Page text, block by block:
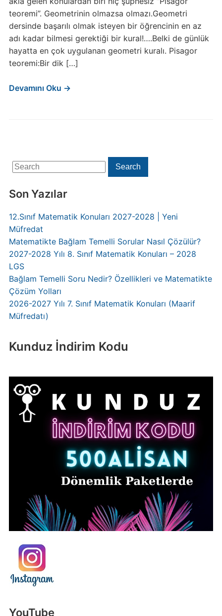
Search
for:
Search
Son Yazılar
12.Sınıf Matematik Konuları 2027-2028 | Yeni
Müfredat
Matematikte Bağlam Temelli Sorular Nasıl Çözülür?
2027-2028 Yılı 8. Sınıf Matematik Konuları – 2028
LGS
Bağlam Temelli Soru Nedir? Özellikleri ve Matematikte
Çözüm Yolları
2026-2027 Yılı 7. Sınıf Matematik Konuları (Maarif
Müfredatı)
Kunduz İndirim Kodu
teoremi”. Geometrinin olmazsa olmazı.Geometri
dersinde başarılı olmak isteyen bir öğrencinin en az
adı kadar bilmesi gerektiği bir kural!….Belki de günlük
hayatta en çok uygulanan geometri kuralı. Pisagor
teoremi:Bir dik […]
Devamını Oku →
YouTube